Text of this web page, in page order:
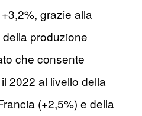
grazie alla
produzione
che consente
2022 al livello della
(+2,5%) e della